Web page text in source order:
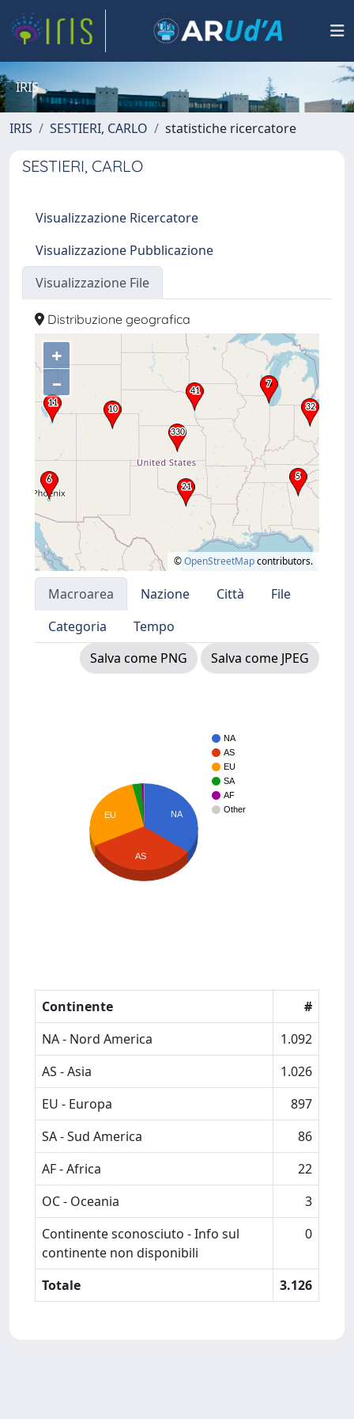
IRIS
IRIS SESTIERI, CARLO statistiche ricercatore
SESTIERI, CARLO
Visualizzazione Ricercatore
Visualizzazione Pubblicazione
Visualizzazione File
Distribuzione geografica
+
–
©OpenStreetMapcontributors.
Macroarea Nazione Città
File
Categoria
Tempo
Salva come PNG
Salva come JPEG
NA
AS
EU
SA
AF
Other
NA
EU
AS
Continente
#
NA - Nord America
1.092
AS - Asia
1.026
EU - Europa
897
SA - Sud America
86
AF - Africa
22
OC - Oceania
3
Continente sconosciuto - Info sul
continente non disponibili
0
Totale 3.126